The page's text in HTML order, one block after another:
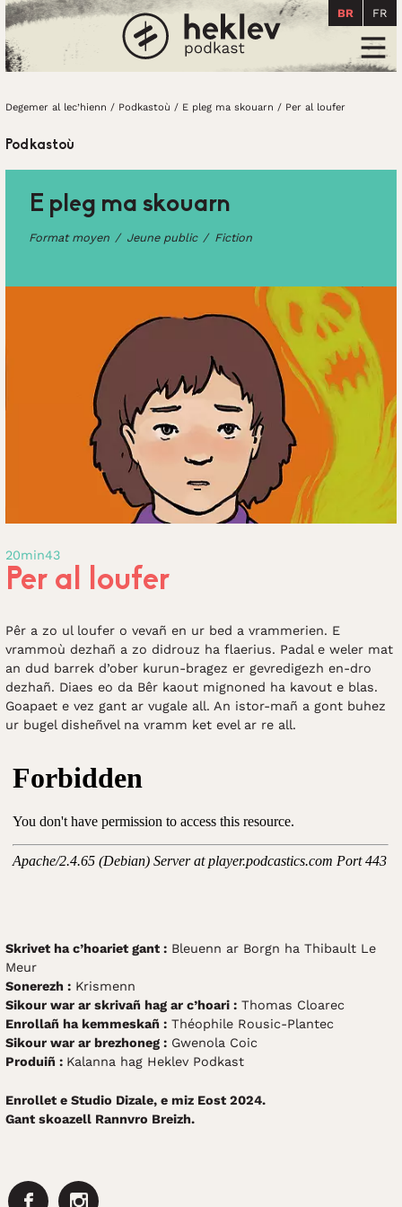
Degemer al lec’hienn
BR FR
Degemer al lec’hienn / Podkastoù / E pleg ma skouarn / Per al loufer
Podkastoù
E pleg ma skouarn
Format moyen Jeune public Fiction
20min43
Per al loufer
Pêr a zo ul loufer o vevañ en ur bed a vrammerien. E
vrammoù dezhañ a zo didrouz ha flaerius. Padal e weler mat
an dud barrek d’ober kurun-bragez er gevredigezh en-dro
dezhañ. Diaes eo da Bêr kaout mignoned ha kavout e blas.
Goapaet e vez gant ar vugale all. An istor-mañ a gont buhez
ur bugel disheñvel na vramm ket evel ar re all.
Skrivet ha c’hoariet gant : Bleuenn ar Borgn ha Thibault Le
Meur
Sonerezh : Krismenn
Sikour war ar skrivañ hag ar c’hoari : Thomas Cloarec
Enrollañ ha kemmeskañ : Théophile Rousic-Plantec
Sikour war ar brezhoneg : Gwenola Coic
Produiñ : Kalanna hag Heklev Podkast
Enrollet e Studio Dizale, e miz Eost 2024.
Gant skoazell Rannvro Breizh.